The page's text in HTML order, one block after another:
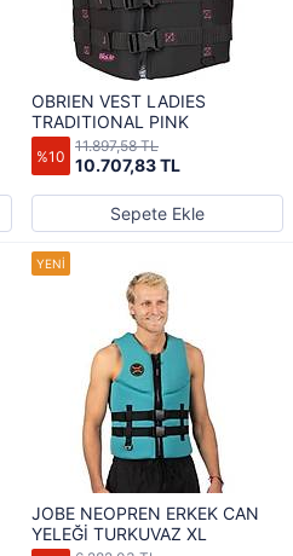
OBRIEN VEST LADIES
TRADITIONAL PINK
%10 10.707,83 TL
11.897,58 TL
Sepete Ekle
JOBE NEOPREN ERKEK CAN
YELEĞİ TURKUVAZ XL